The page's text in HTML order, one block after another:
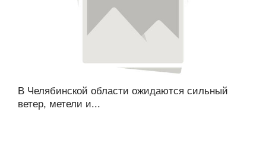
В Челябинской области ожидаются сильный
ветер, метели и...